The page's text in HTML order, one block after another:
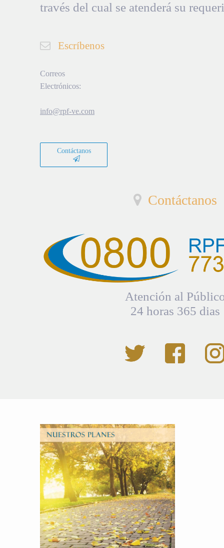
través del cual se atenderá su
Escríbenos
Correos
Electrónicos:
info@rpf-ve.com
Contáctanos
Contáctanos
Atención al
24 horas 365 dias